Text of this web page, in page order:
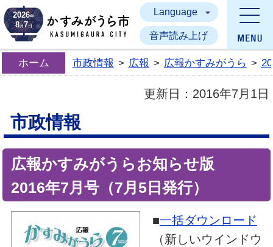
かすみがうら市
2026年
8月7日
Language
音声読み上げ
ホーム 市政情報 > 広報 > 広報かすみがうら >
更新日： 2016年7月1日
市政情報
広報かすみがうらお知らせ版
2016年7月号（7月5日発行）
■一括ダウンロード
（新しいウインドウ